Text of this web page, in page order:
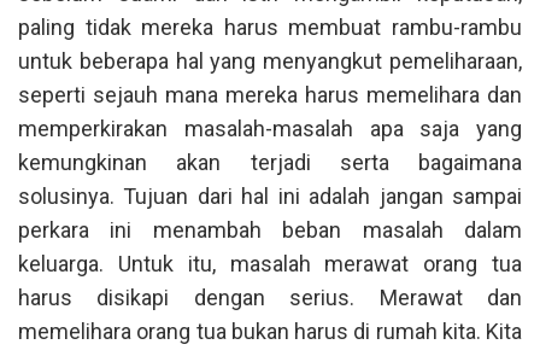
paling tidak mereka harus membuat rambu-rambu
untuk beberapa hal yang menyangkut pemeliharaan,
seperti sejauh mana mereka harus memelihara dan
memperkirakan masalah-masalah apa saja yang
kemungkinan akan terjadi serta bagaimana
solusinya. Tujuan dari hal ini adalah jangan sampai
perkara ini menambah beban masalah dalam
keluarga. Untuk itu, masalah merawat orang tua
harus disikapi dengan serius. Merawat dan
memelihara orang tua bukan harus di rumah kita. Kita